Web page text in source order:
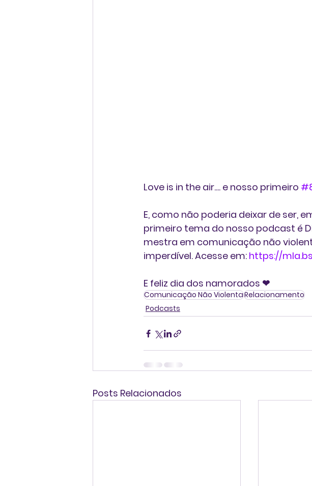
Love is in the air.... e nosso primeiro
E, como não poderia deixar de ser,
primeiro tema do nosso podcast é
mestra em comunicação não
imperdível. Acesse em: https://
E feliz dia dos namorados ❤
Comunicação Não ViolentaRelacionamento
Podcasts
Posts Relacionados